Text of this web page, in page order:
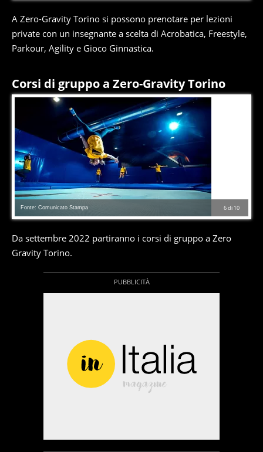
A Zero-Gravity Torino si possono prenotare per lezioni
private con un insegnante a scelta di Acrobatica, Freestyle,
Parkour, Agility e Gioco Ginnastica.
Corsi di gruppo a Zero-Gravity Torino
6di 10
Fonte: Comunicato Stampa
Da settembre 2022 partiranno i corsi di gruppo a Zero
Gravity Torino.